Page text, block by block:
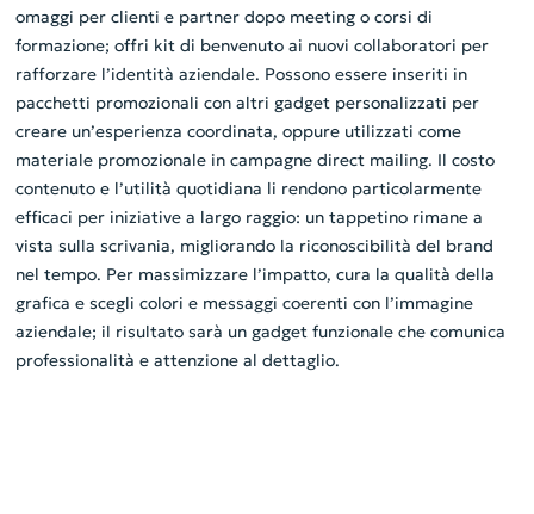
omaggi per clienti e partner dopo meeting o corsi di
formazione; offri kit di benvenuto ai nuovi collaboratori per
rafforzare l’identità aziendale. Possono essere inseriti in
pacchetti promozionali con altri gadget personalizzati per
creare un’esperienza coordinata, oppure utilizzati come
materiale promozionale in campagne direct mailing. Il costo
contenuto e l’utilità quotidiana li rendono particolarmente
efficaci per iniziative a largo raggio: un tappetino rimane a
vista sulla scrivania, migliorando la riconoscibilità del brand
nel tempo. Per massimizzare l’impatto, cura la qualità della
grafica e scegli colori e messaggi coerenti con l’immagine
aziendale; il risultato sarà un gadget funzionale che comunica
professionalità e attenzione al dettaglio.